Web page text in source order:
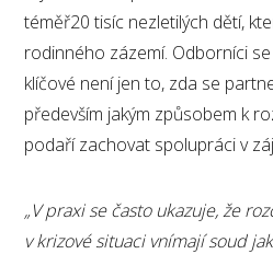
téměř20 tisíc nezletilých dětí,
rodinného zázemí. Odborníci
klíčové není jen to, zda se
především jakým způsobem k
podaří zachovat spolupráci v
„V praxi se často ukazuje, že
v krizové situaci vnímají soud